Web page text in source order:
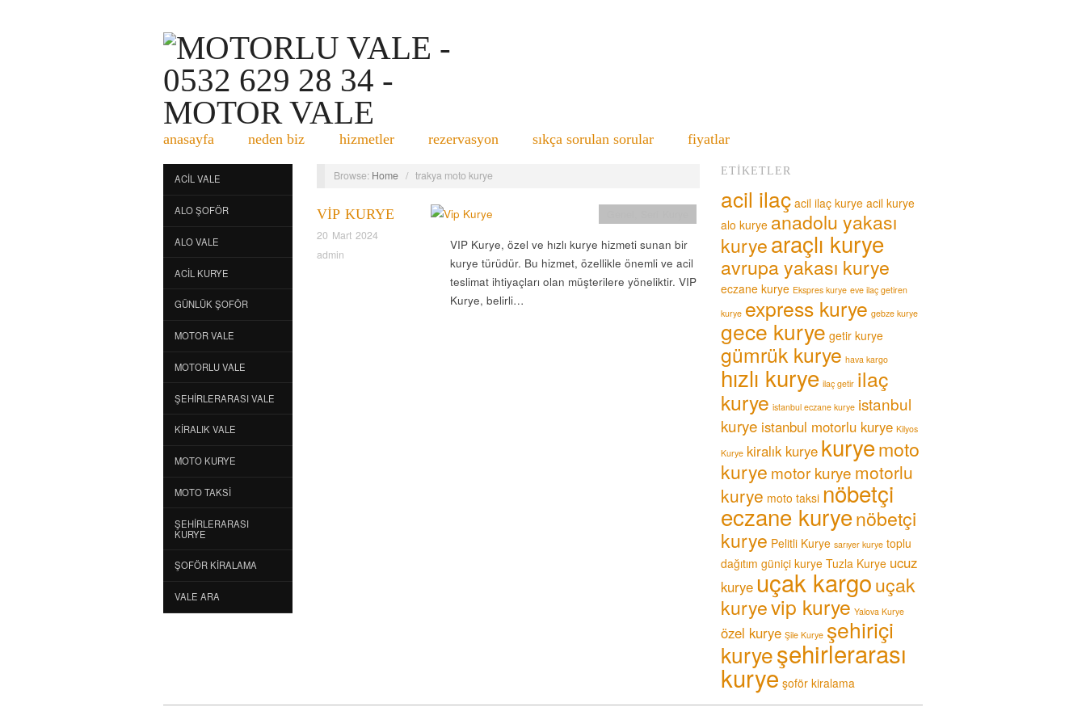
anasayfa neden biz hizmetler rezervasyon sıkça sorulan sorular fiyatlar
ACIL VALE
ALO ŞOFÖR
ALO VALE
ACIL KURYE
GÜNLÜK ŞOFÖR
MOTOR VALE
MOTORLU VALE
ŞEHIRLERARASI VALE
KIRALIK VALE
MOTO KURYE
MOTO TAKSI
ŞEHIRLERARASI
KURYE
ŞOFÖR KIRALAMA
VALE ARA
Browse: Home / trakya moto kurye
VIP KURYE
20 Mart 2024
admin
VIP Kurye, özel ve hızlı kurye hizmeti sunan bir
kurye türüdür. Bu hizmet, özellikle önemli ve acil
teslimat ihtiyaçları olan müşterilere yöneliktir. VIP
Kurye, belirli…
ETIKETLER
acil ilaç acil ilaç kurye acil kurye
alo kurye anadolu yakası
kuryearaçlı kurye
avrupa yakası kurye
eczane kurye Ekspres kurye eve ilaç getiren
kurye express kurye gebze kurye
gece kurye getir kurye
gümrük kurye hava kargo
hızlı kurye ilaç getir ilaç
kurye istanbul eczane kurye istanbul
kurye istanbul motorlu kurye Kilyos
Kurye kiralık kurye kuryemoto
kurye motor kurye motorlu
kurye moto taksi nöbetçi
eczane kuryenöbetçi
kurye Pelitli Kurye sarıyer kurye toplu
dağıtım güniçi kurye Tuzla Kurye ucuz
kurye uçak kargouçak
kuryevip kurye Yalova Kurye
özel kurye Şile Kurye şehiriçi
kuryeşehirlerarası
kurye şoför kiralama